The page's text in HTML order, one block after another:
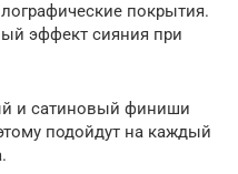
покрытия.
эффект сияния при
и сатиновый финиши
подойдут на каждый